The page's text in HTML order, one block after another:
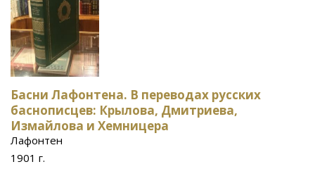
Басни Лафонтена. В переводах русских
баснописцев: Крылова, Дмитриева,
Измайлова и Хемницера
Лафонтен
1901 г.